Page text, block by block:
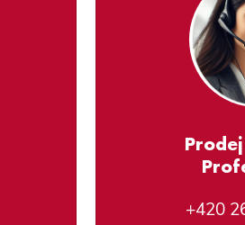
+420